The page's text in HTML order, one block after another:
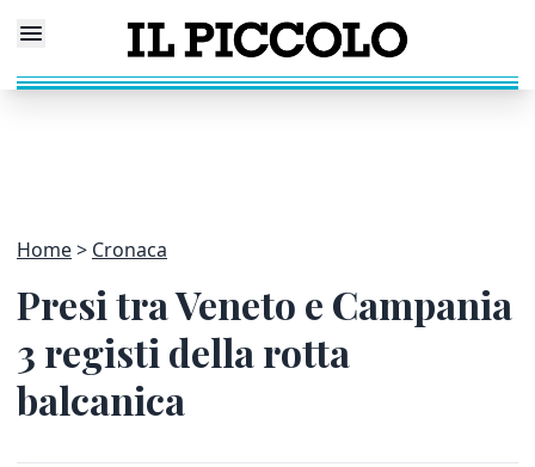
Home Cronaca
Presi tra Veneto e Campania
3 registi della rotta
balcanica